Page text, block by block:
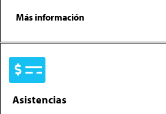
Más información
Asistencias